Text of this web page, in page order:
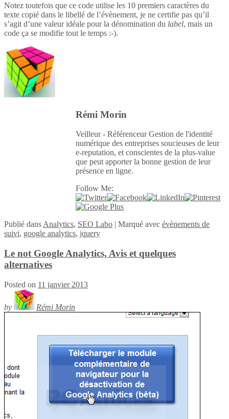
Notez toutefois que ce code utilise les 10 premiers caractères du
texte copié dans le libellé de l’évènement, je ne certifie pas qu’il
s’agit d’une valeur idéale pour la dénomination du label, mais un
code ça se modifie tout le temps :-).
Rémi Morin
Veilleur - Référenceur Gestion de l'identité
numérique des entreprises soucieuses de leur
e-reputation, et conscientes de la plus-value
que peut apporter la bonne gestion de leur
présence en ligne.
Follow Me:
Publié dans Analytics, SEO Labo | Marqué avec évènements de
suivi, google analytics, jquery
Le not Google Analytics, Avis et quelques
alternatives
Posted on 11 janvier 2013
by Rémi Morin